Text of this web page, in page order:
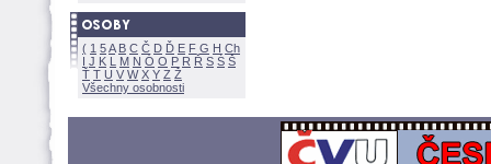
( 1 5A B C Č D Ď E F G H Ch
I J K L M N Ó O P R Ř S Ś
Ť T U V W X Y Z
Všechny osobnosti